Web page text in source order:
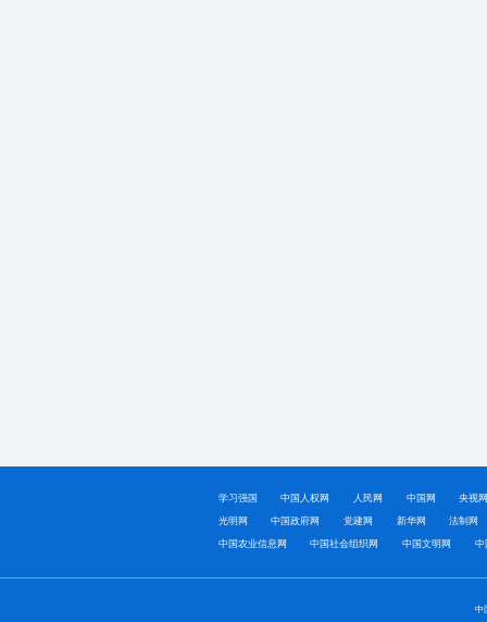
学习强国 中国人权网 人民网 中国网 央视
光明网 中国政府网 党建网 新华网 法制网
中国农业信息网 中国社会组织网 中国文明网 中
中